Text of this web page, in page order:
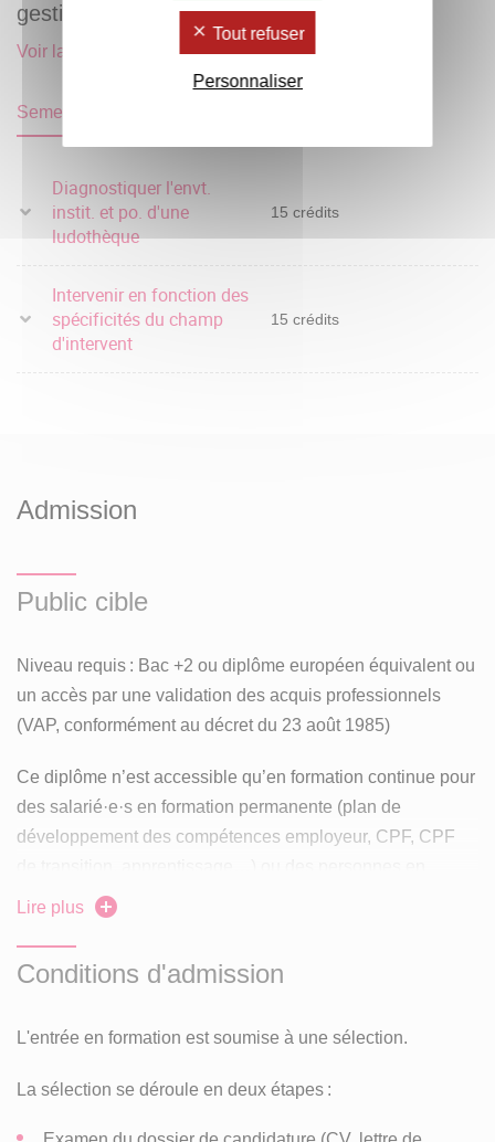
gestion de ludothèques
Voir la page complète de ce parcours
Semestre 5
Diagnostiquer l'envt.
instit. et po. d'une
ludothèque
15 crédits
Intervenir en fonction des
spécificités du champ
d'intervent
15 crédits
Admission
Public cible
Niveau requis : Bac +2 ou diplôme européen équivalent ou
un accès par une validation des acquis professionnels
(VAP, conformément au décret du 23 août 1985)
Ce diplôme n’est accessible qu’en formation continue pour
des salarié·e·s en formation permanente (plan de
développement des compétences employeur, CPF, CPF
reconversion relevant des ressources offertes par la
Lire plus
Conditions d'admission
L'entrée en formation est soumise à une sélection.
La sélection se déroule en deux étapes :
Tout refuser
Personnaliser